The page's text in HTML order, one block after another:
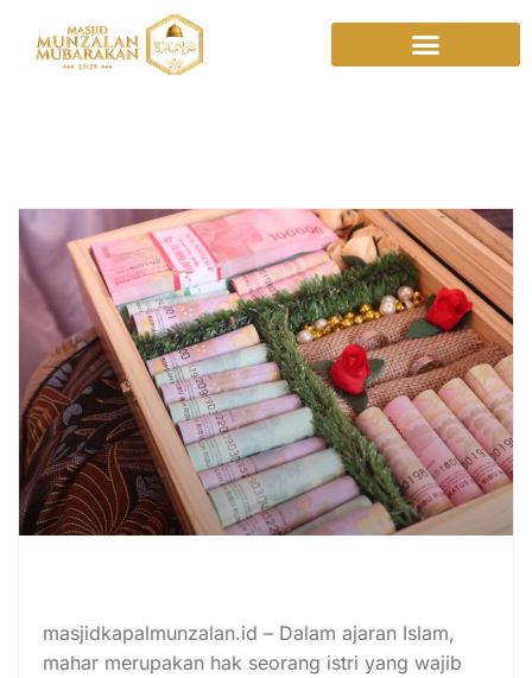
Muslimah
masjidkapalmunzalan.id – Dalam ajaran Islam,
mahar merupakan hak seorang istri yang wajib